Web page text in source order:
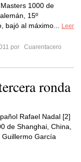
1000 de
15º
bajó al máximo...
Leer
por
Cuarentacero
ronda
Rafael Nadal [2]
de Shanghai, China,
García